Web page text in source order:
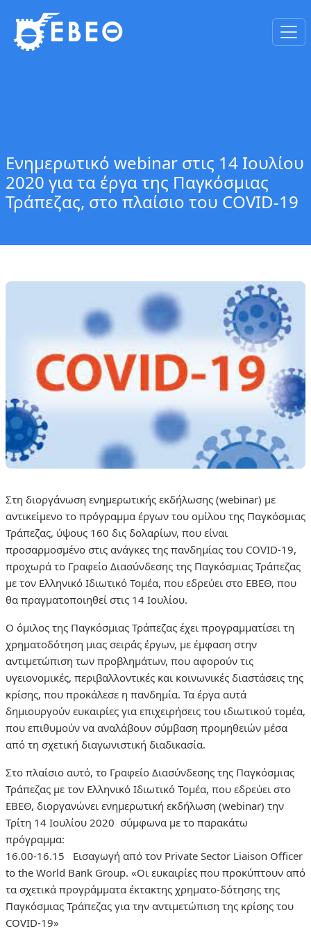
Ενημερωτικό webinar στις 14 Ιουλίου
2020 για τα έργα της Παγκόσμιας
Τράπεζας, στο πλαίσιο του COVID-19
Στη διοργάνωση ενημερωτικής εκδήλωσης (webinar) με
αντικείμενο το πρόγραμμα έργων του ομίλου της Παγκόσμιας
Τράπεζας, ύψους 160 δις δολαρίων, που είναι
προσαρμοσμένο στις ανάγκες της πανδημίας του COVID-19,
προχωρά το Γραφείο Διασύνδεσης της Παγκόσμιας Τράπεζας
με τον Ελληνικό Ιδιωτικό Τομέα, που εδρεύει στο ΕΒΕΘ, που
θα πραγματοποιηθεί στις 14 Ιουλίου.
Ο όμιλος της Παγκόσμιας Τράπεζας έχει προγραμματίσει τη
χρηματοδότηση μιας σειράς έργων, με έμφαση στην
αντιμετώπιση των προβλημάτων, που αφορούν τις
υγειονομικές, περιβαλλοντικές και κοινωνικές διαστάσεις της
κρίσης, που προκάλεσε η πανδημία. Τα έργα αυτά
δημιουργούν ευκαιρίες για επιχειρήσεις του ιδιωτικού τομέα,
που επιθυμούν να αναλάβουν σύμβαση προμηθειών μέσα
από τη σχετική διαγωνιστική διαδικασία.
Στο πλαίσιο αυτό, το Γραφείο Διασύνδεσης της Παγκόσμιας
Τράπεζας με τον Ελληνικό Ιδιωτικό Τομέα, που εδρεύει στο
ΕΒΕΘ, διοργανώνει ενημερωτική εκδήλωση (webinar) την
Τρίτη 14 Ιουλίου 2020 σύμφωνα με το παρακάτω
πρόγραμμα:
16.00-16.15 Εισαγωγή από τον Private Sector Liaison Officer
to the World Bank Group. «Οι ευκαιρίες που προκύπτουν από
τα σχετικά προγράμματα έκτακτης χρηματο-δότησης της
Παγκόσμιας Τράπεζας για την αντιμετώπιση της κρίσης του
COVID-19»